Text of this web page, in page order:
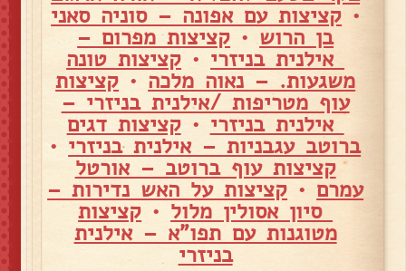
• קציצות עם אפונה – סוניה סאני
בן הרוש • קציצות מפרום –
אילנית בניזרי • קציצות טונה
משגעות. – נאוה מלכה • קציצות
עוף מטריפות /אילנית בניזרי –
אילנית בניזרי •קציצות דגים
ברוטב עגבניות – אילנית בניזרי •
קציצות עוף ברוטב – אורטל
עמרם • קציצות על האש נדירות –
סיון אסולין מלול • קציצות
מטוגנות עם תפו"א – אילנית
בניזרי